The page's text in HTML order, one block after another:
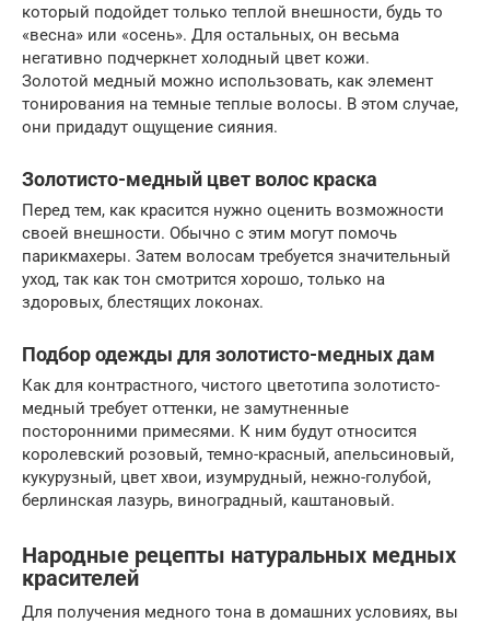
который подойдет только теплой внешности, будь то
«весна» или «осень». Для остальных, он весьма
негативно подчеркнет холодный цвет кожи.
Золотой медный можно использовать, как элемент
тонирования на темные теплые волосы. В этом случае,
они придадут ощущение сияния.
Золотисто-медный цвет волос краска
Перед тем, как красится нужно оценить возможности
своей внешности. Обычно с этим могут помочь
парикмахеры. Затем волосам требуется значительный
уход, так как тон смотрится хорошо, только на
здоровых, блестящих локонах.
Подбор одежды для золотисто-медных дам
Как для контрастного, чистого цветотипа золотисто-
медный требует оттенки, не замутненные
посторонними примесями. К ним будут относится
королевский розовый, темно-красный, апельсиновый,
кукурузный, цвет хвои, изумрудный, нежно-голубой,
берлинская лазурь, виноградный, каштановый.
Народные рецепты натуральных медных
красителей
Для получения медного тона в домашних условиях, вы